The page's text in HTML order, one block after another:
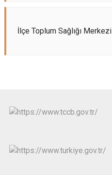
İlçe Toplum Sağlığı Merkezi